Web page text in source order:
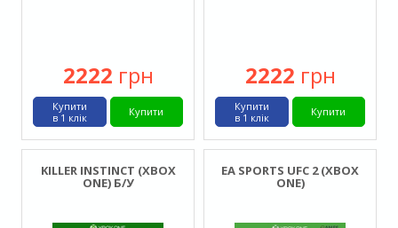
2222 грн
Купити
Купити
в 1 клік
2222 грн
Купити
Купити
в 1 клік
KILLER INSTINCT (XBOX
ONE) Б/У
EA SPORTS UFC 2 (XBOX
ONE)